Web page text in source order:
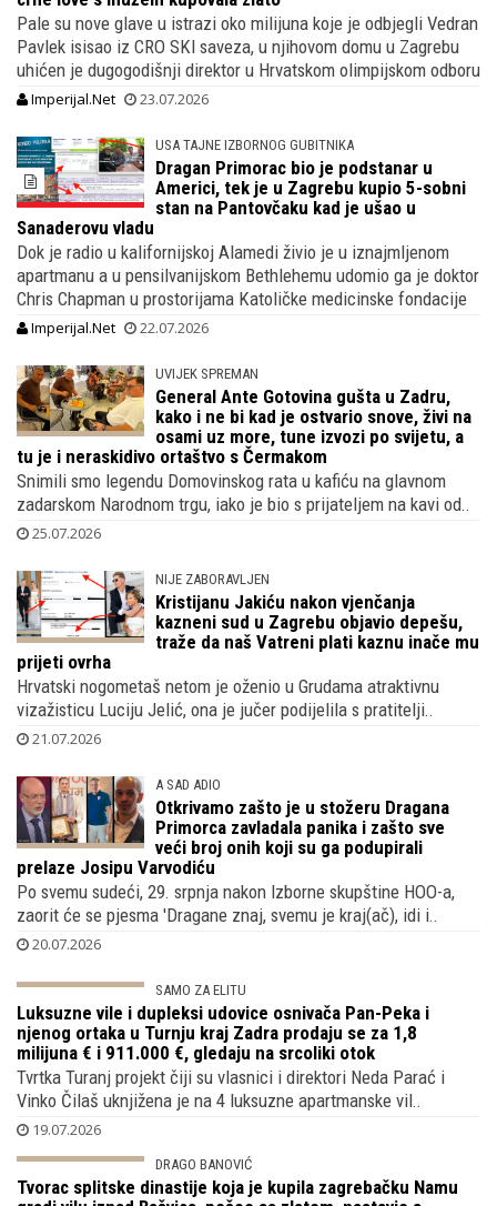
Pale su nove glave u istrazi oko milijuna koje je odbjegli Vedran
Pavlek isisao iz CRO SKI saveza, u njihovom domu u Zagrebu
uhićen je dugogodišnji direktor u Hrvatskom olimpijskom odboru
Imperijal.Net 23.07.2026
USA TAJNE IZBORNOG GUBITNIKA
Dragan Primorac bio je podstanar u
Americi, tek je u Zagrebu kupio 5-sobni
stan na Pantovčaku kad je ušao u
Sanaderovu vladu
Dok je radio u kalifornijskoj Alamedi živio je u iznajmljenom
apartmanu a u pensilvanijskom Bethlehemu udomio ga je doktor
Chris Chapman u prostorijama Katoličke medicinske fondacije
Imperijal.Net 22.07.2026
UVIJEK SPREMAN
General Ante Gotovina gušta u Zadru,
kako i ne bi kad je ostvario snove, živi na
osami uz more, tune izvozi po svijetu, a
tu je i neraskidivo ortaštvo s Čermakom
Snimili smo legendu Domovinskog rata u kafiću na glavnom
zadarskom Narodnom trgu, iako je bio s prijateljem na kavi od..
25.07.2026
NIJE ZABORAVLJEN
Kristijanu Jakiću nakon vjenčanja
kazneni sud u Zagrebu objavio depešu,
traže da naš Vatreni plati kaznu inače mu
prijeti ovrha
Hrvatski nogometaš netom je oženio u Grudama atraktivnu
vizažisticu Luciju Jelić, ona je jučer podijelila s pratitelji..
21.07.2026
A SAD ADIO
Otkrivamo zašto je u stožeru Dragana
Primorca zavladala panika i zašto sve
veći broj onih koji su ga podupirali
prelaze Josipu Varvodiću
Po svemu sudeći, 29. srpnja nakon Izborne skupštine HOO-a,
zaorit će se pjesma 'Dragane znaj, svemu je kraj(ač), idi i..
20.07.2026
SAMO ZA ELITU
Luksuzne vile i dupleksi udovice osnivača
Pan-Peka i njenog ortaka u Turnju kraj
Zadra prodaju se za 1,8 milijuna € i
911.000 €, gledaju na srcoliki otok
Tvrtka Turanj projekt čiji su vlasnici i direktori Neda Parać i
Vinko Čilaš uknjižena je na 4 luksuzne apartmanske vil..
DRAGO BANOVIĆ